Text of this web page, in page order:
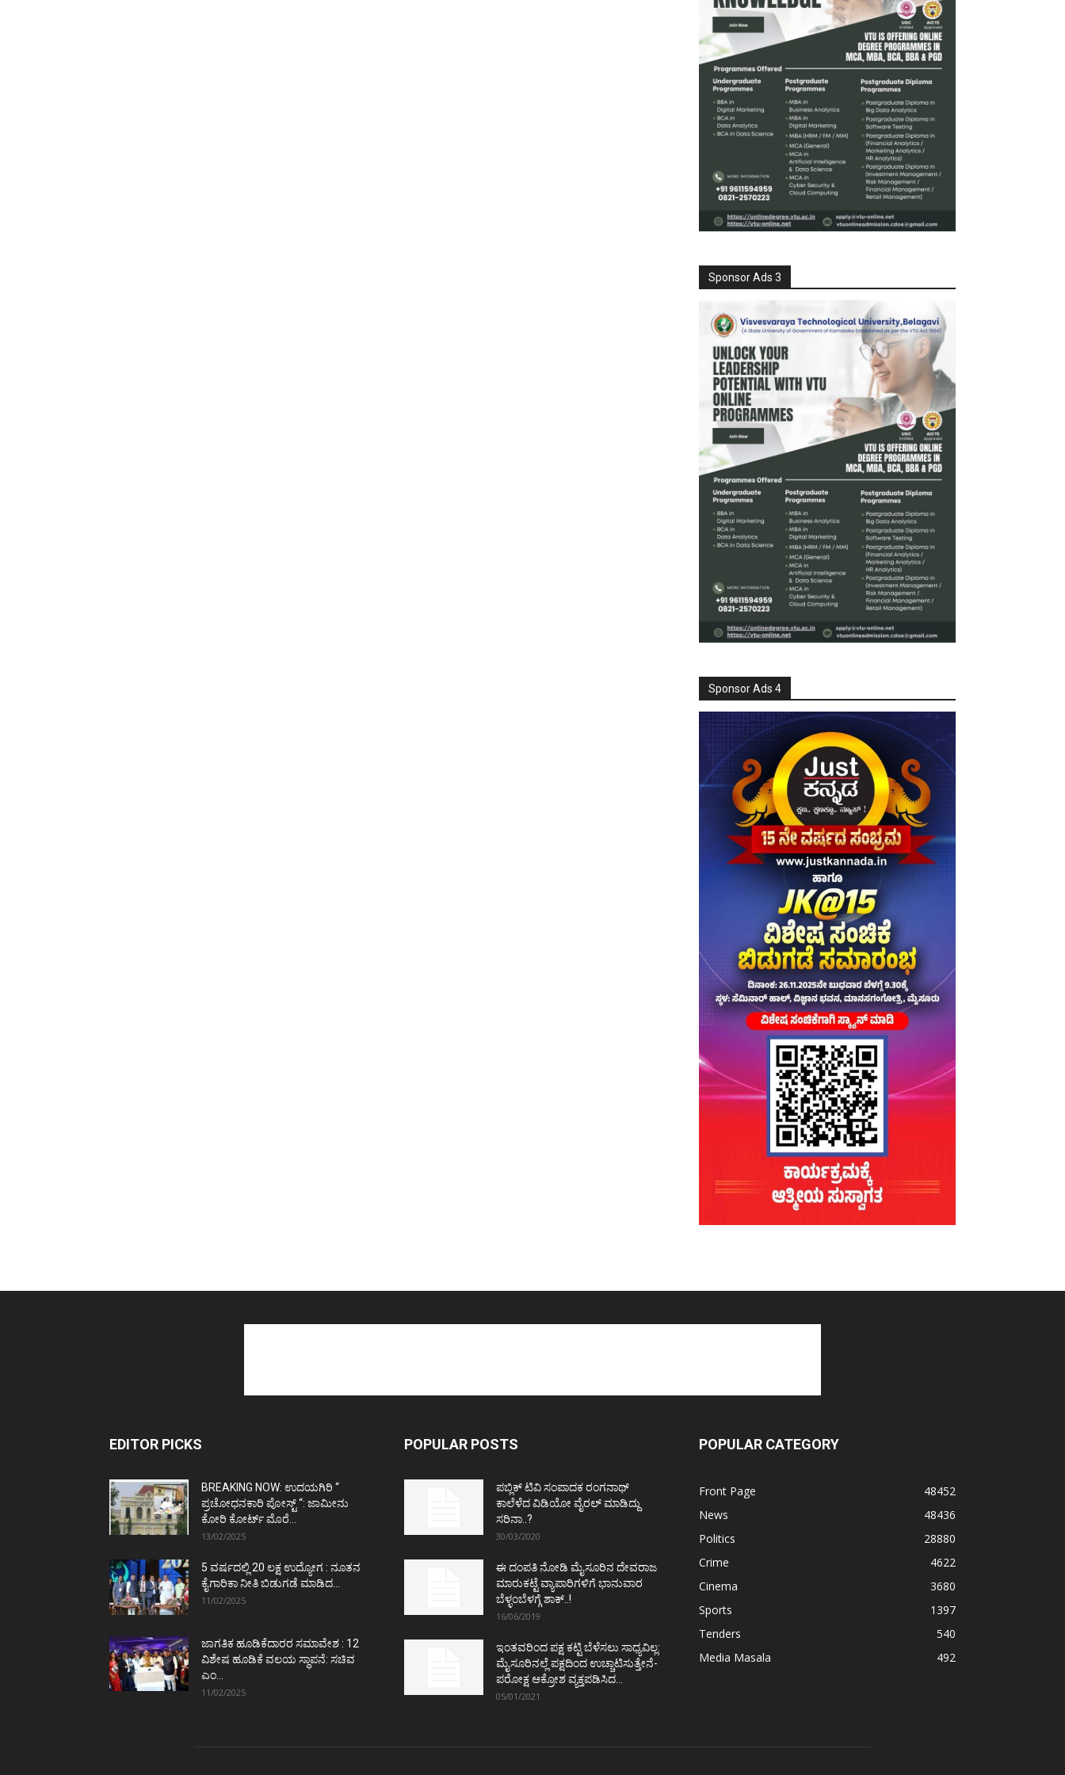
Sponsor Ads 3
Sponsor Ads 4
EDITOR PICKS
BREAKING NOW: ಉದಯಗಿರಿ “
ಪ್ರಚೋಧನಕಾರಿ ಪೋಸ್ಟ್‌ “: ಜಾಮೀನು
ಕೋರಿ ಕೋರ್ಟ್‌ ಮೊರೆ...
13/02/2025
5 ವರ್ಷದಲ್ಲಿ 20 ಲಕ್ಷ ಉದ್ಯೋಗ : ನೂತನ
ಕೈಗಾರಿಕಾ ನೀತಿ ಬಿಡುಗಡೆ ಮಾಡಿದ...
11/02/2025
ಜಾಗತಿಕ ಹೂಡಿಕೆದಾರರ ಸಮಾವೇಶ : 12
ವಿಶೇಷ ಹೂಡಿಕೆ ವಲಯ ಸ್ಥಾಪನೆ: ಸಚಿವ
ಎಂ...
11/02/2025
POPULAR POSTS
ಪಬ್ಲಿಕ್ ಟಿವಿ ಸಂಪಾದಕ ರಂಗನಾಥ್
ಕಾಲೆಳೆದ ವಿಡಿಯೋ ವೈರಲ್ ಮಾಡಿದ್ದು
ಸರಿನಾ..?
30/03/2020
ಈ ದಂಪತಿ ನೋಡಿ ಮೈಸೂರಿನ ದೇವರಾಜ
ಮಾರುಕಟ್ಟೆ ವ್ಯಾಪಾರಿಗಳಿಗೆ ಭಾನುವಾರ
ಬೆಳ್ಳಂಬೆಳಗ್ಗೆ ಶಾಕ್..!
16/06/2019
ಇಂತವರಿಂದ ಪಕ್ಷ ಕಟ್ಟಿ ಬೆಳೆಸಲು ಸಾಧ್ಯವಿಲ್ಲ:
ಮೈಸೂರಿನಲ್ಲೆ ಪಕ್ಷದಿಂದ ಉಚ್ಚಾಟಿಸುತ್ತೇನೆ-
ಪರೋಕ್ಷ ಆಕ್ರೋಶ ವ್ಯಕ್ತಪಡಿಸಿದ...
05/01/2021
POPULAR CATEGORY
Front Page
48452
News
48436
Politics
28880
Crime
4622
Cinema
3680
Sports
1397
Tenders
540
Media Masala
492